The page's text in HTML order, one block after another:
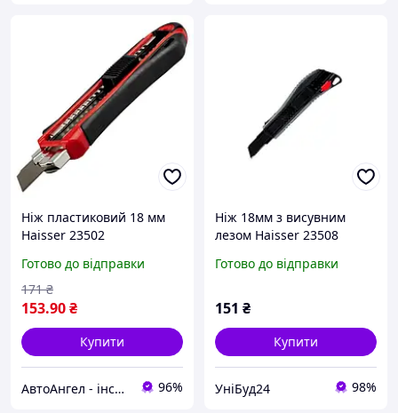
Ніж пластиковий 18 мм
Haisser 23502
Готово до відправки
153.90₴
171 ₴
Купити
АвтоАнгел - інструменти та обладнання для СТО, витратні матеріали, товари для дому та саду 96%
Ніж 18мм з висувним
лезом Haisser 23508
Готово до відправки
151 ₴
Купити
УніБуд24 98%